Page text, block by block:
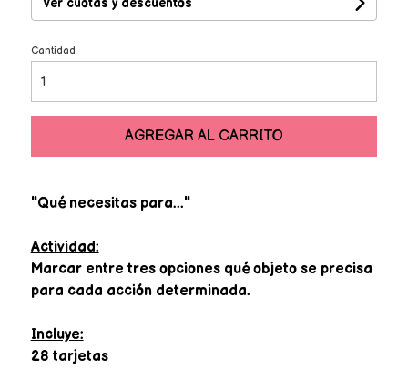
Cantidad
AGREGAR AL CARRITO
"Qué necesitas para..."
Actividad:
Marcar entre tres opciones qué objeto se precisa
para cada acción determinada.
Incluye:
28 tarjetas